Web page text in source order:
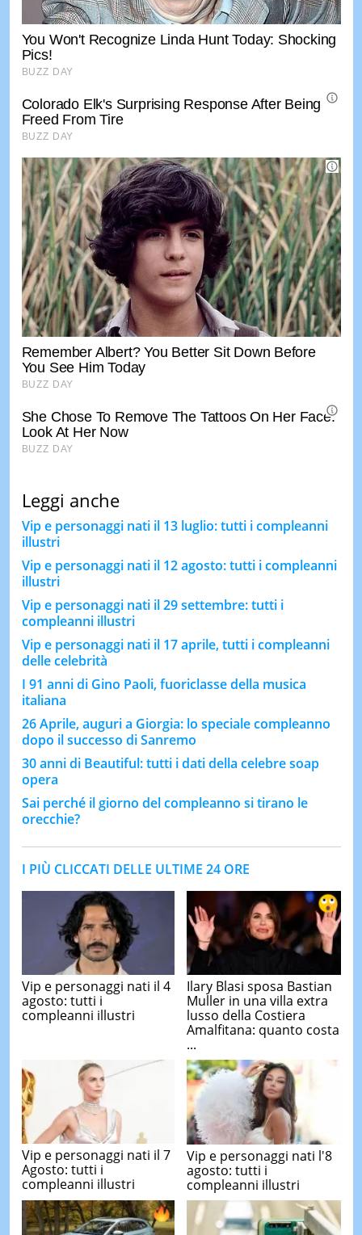
Leggi anche
Vip e personaggi nati il 13 luglio: tutti i compleanni
illustri
Vip e personaggi nati il 12 agosto: tutti i compleanni
illustri
Vip e personaggi nati il 29 settembre: tutti i
compleanni illustri
Vip e personaggi nati il 17 aprile, tutti i compleanni
delle celebrità
I 91 anni di Gino Paoli, fuoriclasse della musica
italiana
26 Aprile, auguri a Giorgia: lo speciale compleanno
dopo il successo di Sanremo
30 anni di Beautiful: tutti i dati della celebre soap
opera
Sai perché il giorno del compleanno si tirano le
orecchie?
I PIÙ CLICCATI DELLE ULTIME 24 ORE
Vip e personaggi nati il 4
agosto: tutti i
compleanni illustri
Ilary Blasi sposa Bastian
Muller in una villa extra
lusso della Costiera
Amalfitana: quanto costa
...
Vip e personaggi nati il 7
Agosto: tutti i
compleanni illustri
Vip e personaggi nati l'8
agosto: tutti i
compleanni illustri